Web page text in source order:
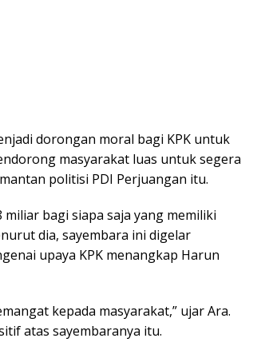
dorongan moral bagi KPK untuk
masyarakat luas untuk segera
politisi PDI Perjuangan itu.
bagi siapa saja yang memiliki
dia, sayembara ini digelar
upaya KPK menangkap Harun
kepada masyarakat,” ujar Ara.
atas sayembaranya itu.